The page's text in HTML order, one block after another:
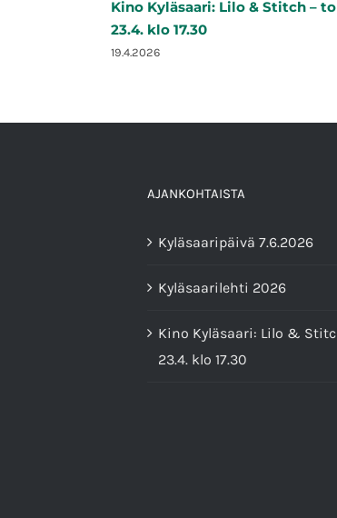
Kino Kyläsaari: Lilo & Stitch – to
23.4. klo 17.30
19.4.2026
AJANKOHTAISTA
Kyläsaaripäivä 7.6.2026
Kyläsaarilehti 2026
Kino Kyläsaari: Lilo &
23.4. klo 17.30